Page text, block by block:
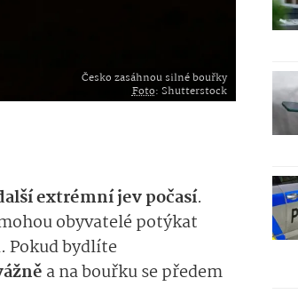
Česko zasáhnou silné bouřky
Foto: Shutterstock
extrémní jev počasí.
obyvatelé potýkat
Pokud bydlíte
a na bouřku se předem